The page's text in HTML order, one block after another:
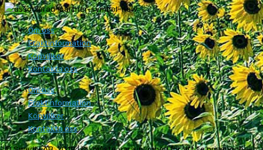
Om oss
Fraktinformation
Köpvillkor
Kontakta oss
Om oss
Fraktinformation
Köpvillkor
Kontakta oss